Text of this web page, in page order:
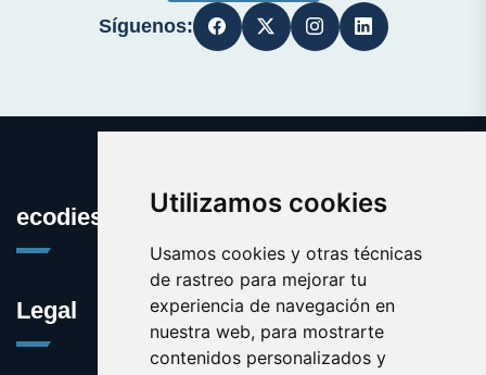
Utilizamos cookies
Usamos cookies y otras técnicas
de rastreo para mejorar tu
experiencia de navegación en
nuestra web, para mostrarte
contenidos personalizados y
Síguenos:
ecodiesel.es
Legal